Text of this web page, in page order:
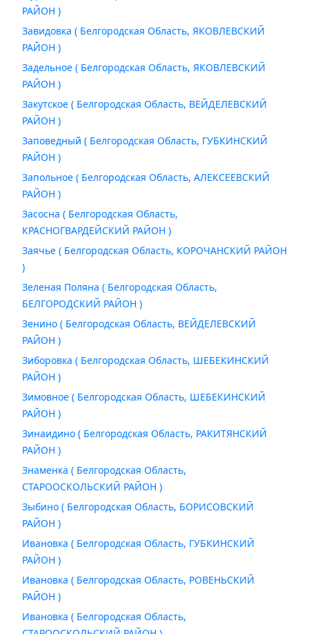
РАЙОН )
Завидовка ( Белгородская Область, ЯКОВЛЕВСКИЙ
РАЙОН )
Задельное ( Белгородская Область, ЯКОВЛЕВСКИЙ
РАЙОН )
Закутское ( Белгородская Область, ВЕЙДЕЛЕВСКИЙ
РАЙОН )
Заповедный ( Белгородская Область, ГУБКИНСКИЙ
РАЙОН )
Запольное ( Белгородская Область, АЛЕКСЕЕВСКИЙ
РАЙОН )
Засосна ( Белгородская Область,
КРАСНОГВАРДЕЙСКИЙ РАЙОН )
Заячье ( Белгородская Область, КОРОЧАНСКИЙ РАЙОН
)
Зеленая Поляна ( Белгородская Область,
БЕЛГОРОДСКИЙ РАЙОН )
Зенино ( Белгородская Область, ВЕЙДЕЛЕВСКИЙ
РАЙОН )
Зиборовка ( Белгородская Область, ШЕБЕКИНСКИЙ
РАЙОН )
Зимовное ( Белгородская Область, ШЕБЕКИНСКИЙ
РАЙОН )
Зинаидино ( Белгородская Область, РАКИТЯНСКИЙ
РАЙОН )
Знаменка ( Белгородская Область,
СТАРООСКОЛЬСКИЙ РАЙОН )
Зыбино ( Белгородская Область, БОРИСОВСКИЙ
РАЙОН )
Ивановка ( Белгородская Область, ГУБКИНСКИЙ
РАЙОН )
Ивановка ( Белгородская Область, РОВЕНЬСКИЙ
РАЙОН )
Ивановка ( Белгородская Область,